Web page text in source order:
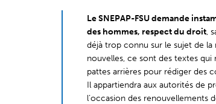
Le SNEPAP-FSU demande
des hommes, respect du droit,
déjà trop connu sur le sujet de
nouvelles, ce sont des textes qui
pattes arrières pour rédiger des
Il appartiendra aux autorités de
l’occasion des renouvellements